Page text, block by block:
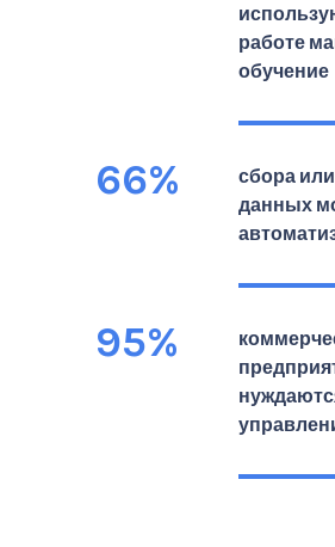
работе
обучение
66%
сбора
данных
95%